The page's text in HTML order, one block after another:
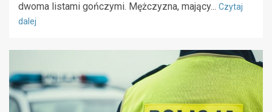
dwoma listami gończymi. Mężczyzna, mający... Czytaj
dalej